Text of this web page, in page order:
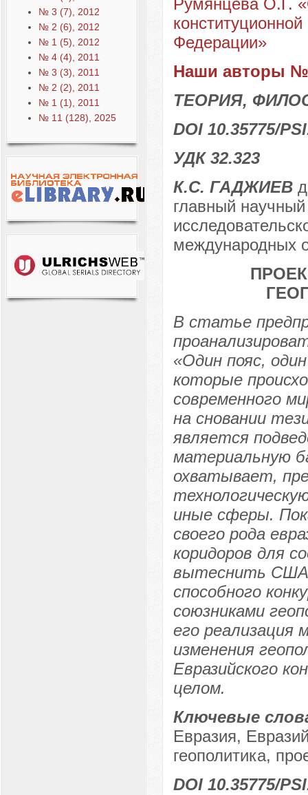
№ 3 (7), 2012
№ 2 (6), 2012
№ 1 (5), 2012
№ 4 (4), 2011
№ 3 (3), 2011
№ 2 (2), 2011
№ 1 (1), 2011
№ 11 (128), 2025
Румянцева О.Г.
Федерации»
Наши авторы №
ТЕОРИЯ,
DOI 10.35775/
УДК 32.323
К.С. ГАДЖИЕВ
главный
международных
В статье
«Один пояс,
которые
современного
на сновании
является
материальную
охватывает,
иные сферы.
своего рода
коридоров для
вытеснить США
способного
союзниками
его
изменения
Евразийского
целом.
Ключевые
Евразия,
геополитика,
DOI 10.35775/